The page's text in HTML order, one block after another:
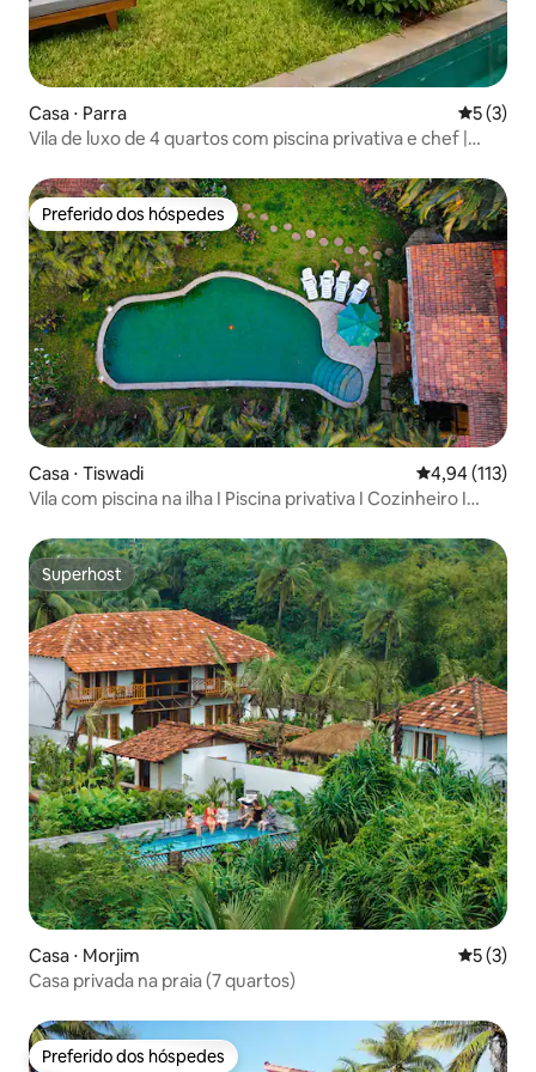
Casa ⋅ Parra 5 de
5 (3)
Vila de luxo de 4 quartos com piscina privativa e chef |
Preferido dos hóspedes
Preferido dos hóspedes
Casa ⋅ Tiswadi 4,94 de uma
4,94 (113)
Vila com piscina na ilha I Piscina privativa I Cozinheiro I
Superhost
Superhost
Casa ⋅ Morjim 5 de
5 (3)
Casa privada na praia (7 quartos)
Preferido dos hóspedes
Preferido dos hóspedes